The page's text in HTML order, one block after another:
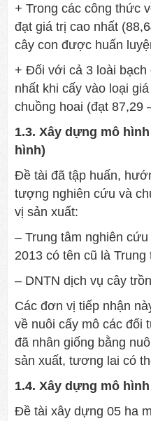
+ Trong các công thức
đạt giá trị cao nhất
cây con được huấn
+ Đối với cả 3 loài bạch
nhất khi cấy vào loại
chuồng hoai (đạt 87,29
1.3. Xây dựng mô
hình)
Đề tài đã tập huấn,
tượng nghiên cứu và
vị sản xuất:
– Trung tâm nghiên
2013 có tên cũ là
– DNTN dịch vụ cây
Các đơn vị tiếp nhận
về nuôi cấy mô các đối
đã nhân giống bằng
sản xuất, tương lai có
1.4. Xây dựng mô
Đề tài xây dựng 05 ha